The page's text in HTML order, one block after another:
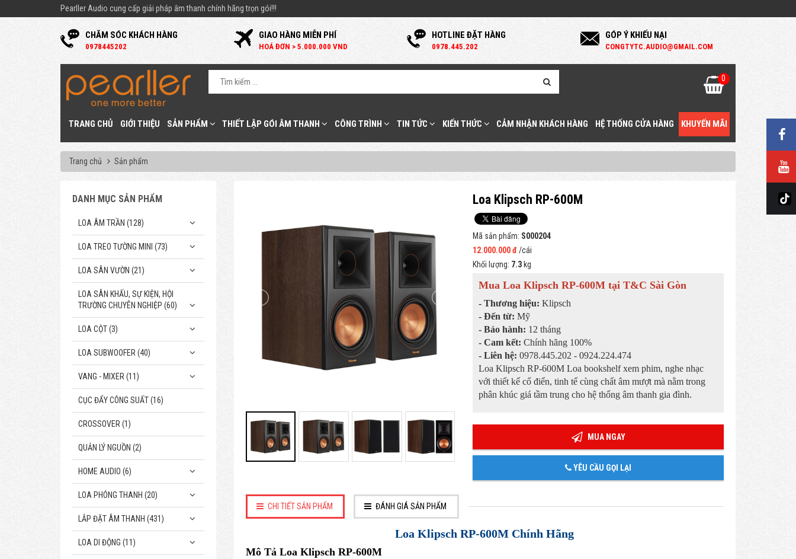
Pearller Audio cung cấp giải pháp âm thanh chính hãng trọn gói!!!
CHĂM SÓC KHÁCH HÀNG
0978445202
GIAO HÀNG MIỄN PHÍ
HOÁ ĐƠN > 5.000.000 VND
HOTLINE ĐẶT HÀNG
0978.445.202
GÓP Ý KHIẾU NẠI
CONGTYTC.AUDIO@GMAIL.COM
0
TRANG CHỦ GIỚI THIỆU SẢN PHẨM THIẾT LẬP GÓI ÂM THANH CÔNG TRÌNH TIN TỨC KIẾN THỨC CẢM NHẬN KHÁCH HÀNG HỆ THỐNG CỬA HÀNG KHUYẾN MÃI
Trang chủ Sản phẩm
Loa Klipsch RP-600M
Mã sản phẩm: S000204
12.000.000 đ /cái
Khối lượng: 7.3 kg
Mua Loa Klipsch RP-600M tại T&C Sài Gòn
- Thương hiệu: Klipsch
- Đến từ: Mỹ
- Bảo hành: 12 tháng
- Cam kết: Chính hãng 100%
- Liên hệ: 0978.445.202 - 0924.224.474
Loa Klipsch RP-600M Loa bookshelf xem phim, nghe nhạc
với thiết kế cổ điển, tinh tế cùng chất âm mượt mà nằm trong
phân khúc giá tầm trung cho hệ thống âm thanh gia đình.
MUA NGAY
YÊU CẦU GỌI LẠI
CHI TIẾT SẢN PHẨM ĐÁNH GIÁ SẢN PHẨM
Loa Klipsch RP-600M Chính Hãng
Mô Tả Loa Klipsch RP-600M
DANH MỤC SẢN PHẨM
LOA ÂM TRẦN (128)
LOA TREO TƯỜNG MINI (73)
LOA SÂN VƯỜN (21)
LOA SÂN KHẤU, SỰ KIỆN, HỘI
TRƯỜNG CHUYÊN NGHIỆP (60)
LOA CỘT (3)
LOA SUBWOOFER (40)
VANG - MIXER (11)
CỤC ĐẨY CÔNG SUẤT (16)
CROSSOVER (1)
QUẢN LÝ NGUỒN (2)
HOME AUDIO (6)
LOA PHÓNG THANH (20)
LẮP ĐẶT ÂM THANH (431)
LOA DI ĐỘNG (11)